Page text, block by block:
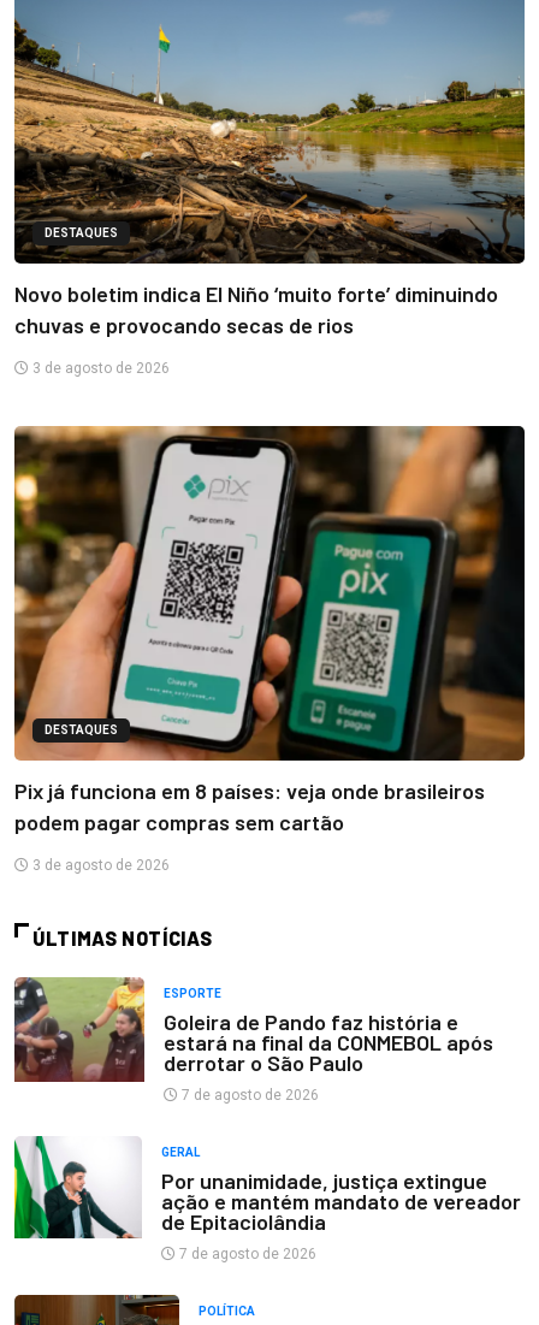
DESTAQUES
Novo boletim indica El Niño ‘muito forte’ diminuindo
chuvas e provocando secas de rios
3 de agosto de 2026
DESTAQUES
Pix já funciona em 8 países: veja onde brasileiros
podem pagar compras sem cartão
3 de agosto de 2026
ÚLTIMAS NOTÍCIAS
ESPORTE
Goleira de Pando faz história e
estará na final da CONMEBOL após
derrotar o São Paulo
7 de agosto de 2026
GERAL
Por unanimidade, justiça extingue
ação e mantém mandato de vereador
de Epitaciolândia
7 de agosto de 2026
POLÍTICA